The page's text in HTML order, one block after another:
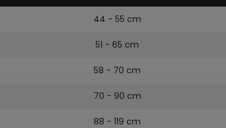
44 - 55 cm
51 - 65 cm
58 - 70 cm
70 - 90 cm
88 - 119 cm